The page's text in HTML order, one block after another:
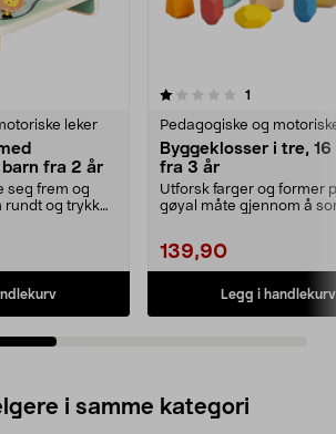
leker
fra 2 år
seg frem og
rundt og trykk
1
Pedagogiske og
Byggeklosser i tre, 16
fra 3 år
Utforsk farger og former
gøyal måte gjennom å
139,90
Legg i handlekurv
4.0av 5 stjerner
i samme kategori